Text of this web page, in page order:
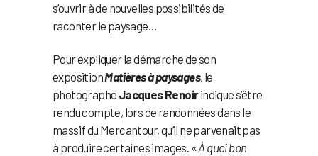
s’ouvrir à de nouvelles possibilités de
raconter le paysage…
Pour expliquer la démarche de son
expositionMatières à paysages, le
photographe Jacques Renoirindique s’être
rendu compte, lors de randonnées dans le
massif du Mercantour, qu’il ne parvenait pas
à produire certaines images. «À quoi bon